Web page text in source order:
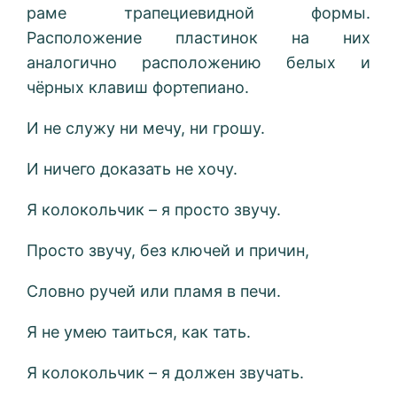
раме трапециевидной формы.
Расположение пластинок на них
аналогично расположению белых и
чёрных клавиш фортепиано.
И не служу ни мечу, ни грошу.
И ничего доказать не хочу.
Я колокольчик – я просто звучу.
Просто звучу, без ключей и причин,
Словно ручей или пламя в печи.
Я не умею таиться, как тать.
Я колокольчик – я должен звучать.